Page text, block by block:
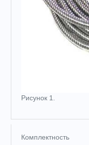
Рисунок 1.
Комплектность